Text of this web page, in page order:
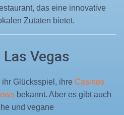
das eine innovative
Zutaten bietet.
Vegas
ihr Glücksspiel, ihre Casinos
bekannt. Aber es gibt auch
und vegane